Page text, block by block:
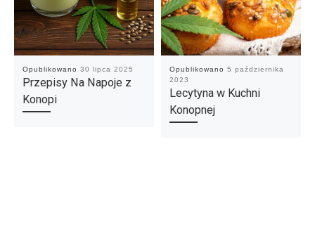
Opublikowano 30 lipca 2025
Przepisy Na Napoje z
Konopi
Opublikowano 5 października
2023
Lecytyna w Kuchni
Konopnej